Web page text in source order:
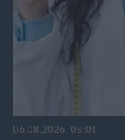
06.08.2026, 08:01